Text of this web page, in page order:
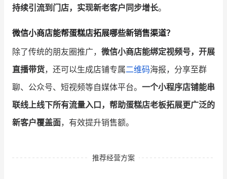
持续引流到门店，实现新老客户同步增长。
微信小商店能帮蛋糕店拓展哪些新销售渠道？
除了传统的朋友圈推广， 微信小商店能绑定视频号，开展
直播带货，还可以生成店铺专属二维码海报，分享至群
聊、公众号、短视频等自媒体平台。 一个小程序店铺能串
联线上线下所有流量入口，帮助蛋糕店老板拓展更广泛的
新客户覆盖面，有效提升销售额。
推荐经营方案